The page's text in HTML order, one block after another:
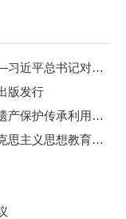
让中朝传统友谊之树更加根深叶茂——习近平总书记对朝鲜进行国事访问纪实
版发行
在习近平文化思想引领下文化和自然遗产保护传承利用工作开创新局面
伟大征程丨延安整风：一次深刻的马克思主义思想教育运动